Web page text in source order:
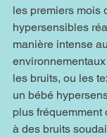
les premiers mois
hypersensibles
manière intense
les bruits, ou les
un bébé
plus fréquemment
à des bruits